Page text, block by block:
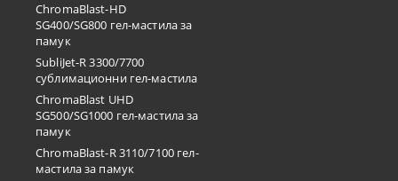
ChromaBlast-HD
SG400/SG800 гел-мастила за
памук
SubliJet-R 3300/7700
сублимационни гел-мастила
ChromaBlast UHD
SG500/SG1000 гел-мастила за
памук
ChromaBlast-R 3110/7100 гел-
мастила за памук